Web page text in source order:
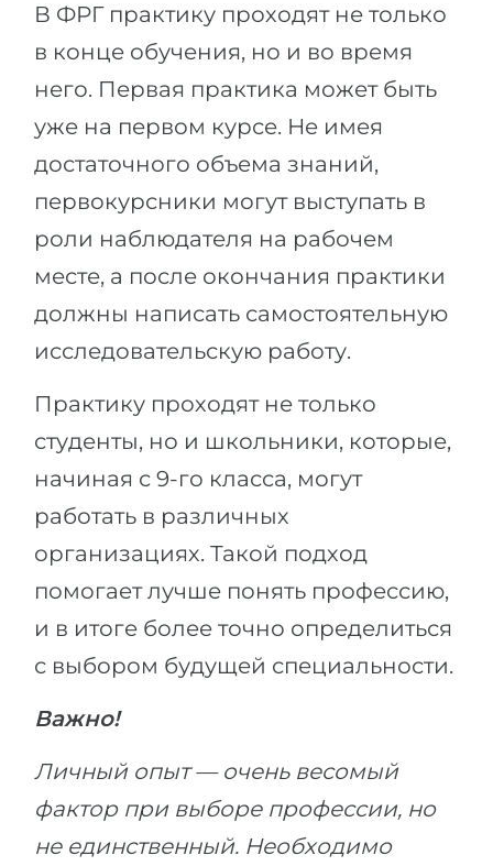
В ФРГ практику проходят не только
в конце обучения, но и во время
него. Первая практика может быть
уже на первом курсе. Не имея
достаточного объема знаний,
первокурсники могут выступать в
роли наблюдателя на рабочем
месте, а после окончания практики
должны написать самостоятельную
исследовательскую работу.
Практику проходят не только
студенты, но и школьники, которые,
начиная с 9-го класса, могут
работать в различных
организациях. Такой подход
помогает лучше понять профессию,
и в итоге более точно определиться
с выбором будущей специальности.
Важно!
Личный опыт — очень весомый
фактор при выборе профессии, но
не единственный. Необходимо